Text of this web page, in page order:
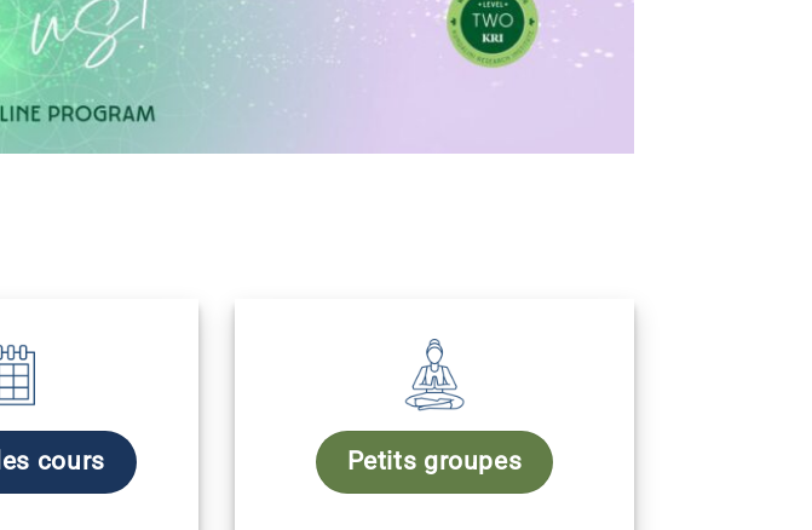
cours Petits groupes